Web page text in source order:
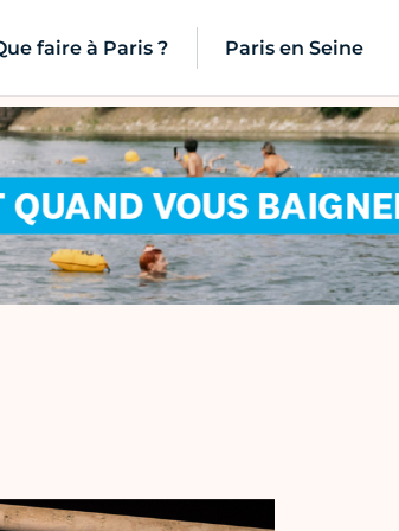
faire à Paris ? Paris en Seine